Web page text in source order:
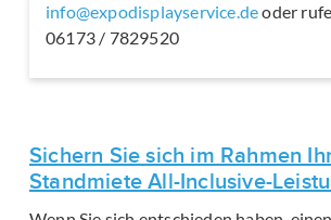
info@expodisplayservice.deoder
06173 / 7829520
Sichern Sie sich im Rahmen
Standmiete All-Inclusive-